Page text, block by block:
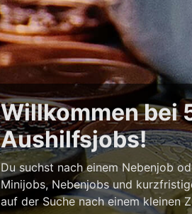
Willkommen bei
Aushilfsjobs!
Du suchst nach einem Nebenjob
Minijobs, Nebenjobs und
auf der Suche nach einem kleinen